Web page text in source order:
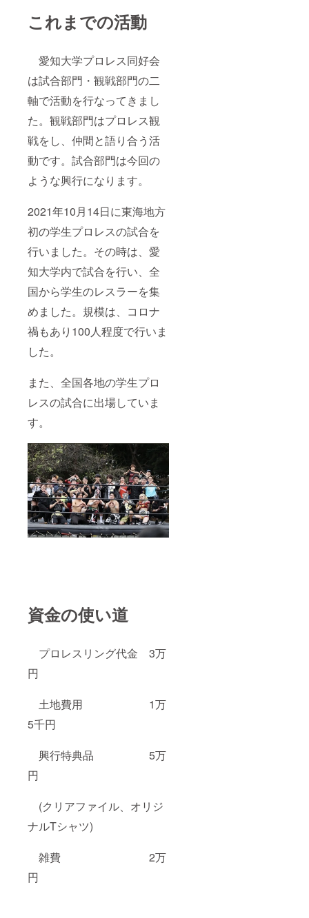
これまでの活動
愛知大学プロレス同好会
は試合部門・観戦部門の二
軸で活動を行なってきまし
た。観戦部門はプロレス観
戦をし、仲間と語り合う活
動です。試合部門は今回の
ような興行になります。
2021年10月14日に東海地方
初の学生プロレスの試合を
行いました。その時は、愛
知大学内で試合を行い、全
国から学生のレスラーを集
めました。規模は、コロナ
禍もあり100人程度で行いま
した。
また、全国各地の学生プロ
レスの試合に出場していま
す。
資金の使い道
プロレスリング代金 3万
円
土地費用 1万
5千円
興行特典品 5万
円
(クリアファイル、オリジ
ナルTシャツ)
雑費 2万
円